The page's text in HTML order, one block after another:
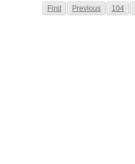
First Previous 104